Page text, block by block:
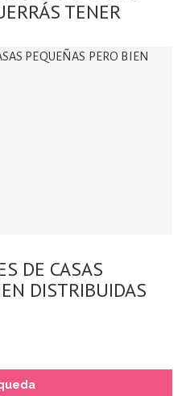
TENER
DE CASAS
DISTRIBUIDAS